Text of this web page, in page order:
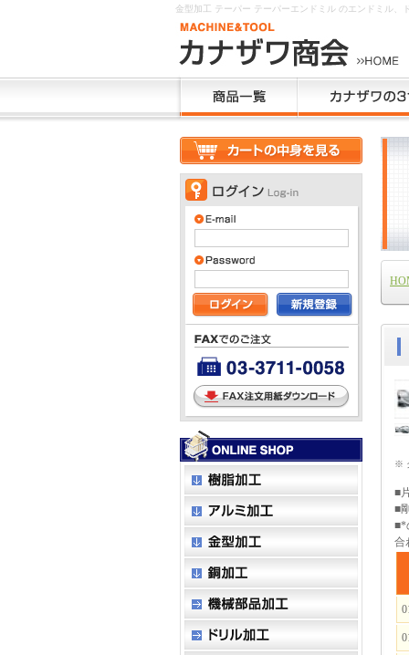
金型加工 テーパー テーパーエンドミル のエンドミル、
※
■
■
■*
合